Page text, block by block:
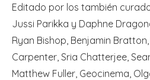
Editado por los también
Jussi Parikka y Daphne
Ryan Bishop, Benjamin
Carpenter, Sria Chatterjee,
Matthew Fuller, Geocinema,